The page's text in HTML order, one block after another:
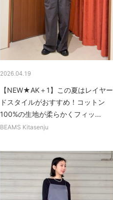
2026.04.19
【NEW★AK＋1】この夏はレイヤー
ドスタイルがおすすめ！コットン
100%の生地が柔らかくフィッ...
BEAMS Kitasenju